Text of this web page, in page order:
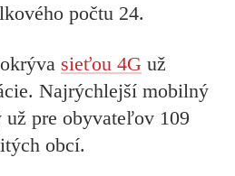
počtu 24.
sieťou 4G už
Najrýchlejší mobilný
už pre obyvateľov 109
obcí.